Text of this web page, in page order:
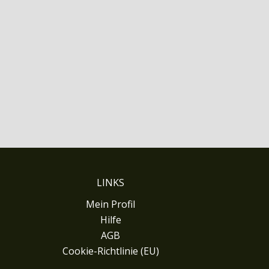
LINKS
Mein Profil
Hilfe
AGB
Cookie-Richtlinie (EU)